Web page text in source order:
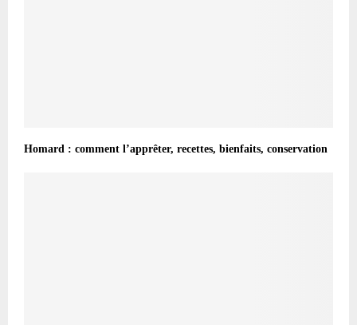
Homard : comment l’apprêter, recettes, bienfaits, conservation